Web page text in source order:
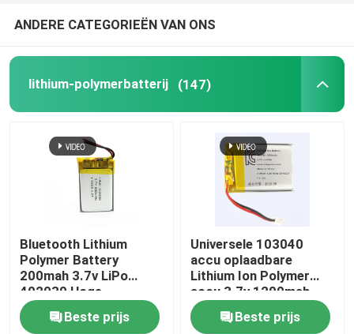
ANDERE CATEGORIEËN VAN ONS
lithium-polymerbatterij (147)
Bluetooth Lithium
Polymer Battery
200mah 3.7v LiPo
402030 Hoge
capaciteit
Beste prijs
Universele 103040
accu oplaadbare
Lithium Ion Polymer
accu 3.7v 1200mah
Beste prijs